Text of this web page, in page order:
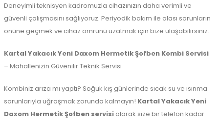
Deneyimli teknisyen kadromuzla cihazınızın daha verimli ve
güvenli çalışmasını sağlıyoruz. Periyodik bakım ile olası sorunların
önüne geçmek ve cihaz ömrünü uzatmak için bize ulaşabilirsiniz.
Kartal Yakacık Yeni Daxom Hermetik Şofben Kombi Servisi
– Mahallenizin Güvenilir Teknik Servisi
Kombiniz arıza mı yaptı? Soğuk kış günlerinde sıcak su ve ısınma
sorunlarıyla uğraşmak zorunda kalmayın! Kartal Yakacık Yeni
Daxom Hermetik Şofben servisi olarak size bir telefon kadar